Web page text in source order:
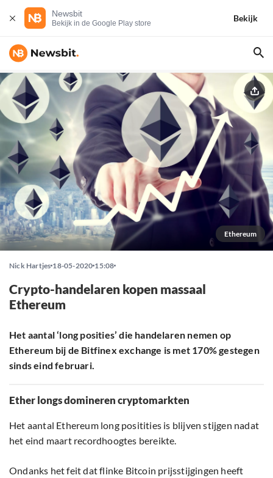
Newsbit
Bekijk in de Google Play store
Bekijk
Ethereum
Nick Hartjes 18-05-2020 15:08
Crypto-handelaren kopen massaal
Ethereum
Het aantal ‘long posities’ die handelaren nemen op
Ethereum bij de Bitfinex exchange is met 170% gestegen
sinds eind februari.
Ether longs domineren cryptomarkten
Het aantal Ethereum long positities is blijven stijgen nadat
het eind maart recordhoogtes bereikte.
Ondanks het feit dat flinke Bitcoin prijsstijgingen heeft